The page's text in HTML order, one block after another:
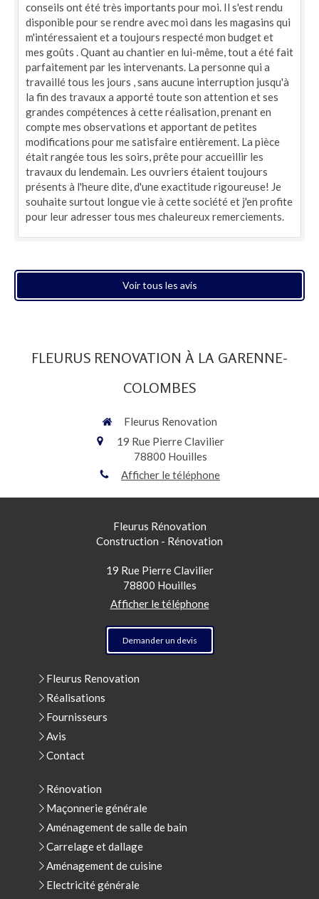
conseils ont été très importants pour moi. Il s'est rendu
disponible pour se rendre avec moi dans les magasins qui
m'intéressaient et a toujours respecté mon budget et
mes goûts . Quant au chantier en lui-même, tout a été fait
parfaitement par les intervenants. La personne qui a
travaillé tous les jours , sans aucune interruption jusqu'à
la fin des travaux a apporté toute son attention et ses
grandes compétences à cette réalisation, prenant en
compte mes observations et apportant de petites
modifications pour me satisfaire entièrement. La pièce
était rangée tous les soirs, prête pour accueillir les
travaux du lendemain. Les ouvriers étaient toujours
présents à l'heure dite, d'une exactitude rigoureuse! Je
souhaite surtout longue vie à cette société et j'en profite
pour leur adresser tous mes chaleureux remerciements.
Voir tous les avis
FLEURUS RENOVATION À LA GARENNE-
COLOMBES
Fleurus Renovation
19 Rue Pierre Clavilier
78800 Houilles
Afficher le téléphone
Fleurus Rénovation
Construction - Rénovation
19 Rue Pierre Clavilier
78800 Houilles
Afficher le téléphone
Demander un devis
Fleurus Renovation
Réalisations
Fournisseurs
Avis
Contact
Rénovation
Maçonnerie générale
Aménagement de salle de bain
Carrelage et dallage
Aménagement de cuisine
Electricité générale